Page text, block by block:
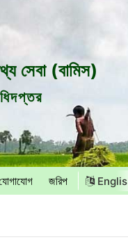
সেবা (বামিস)
জরিপ